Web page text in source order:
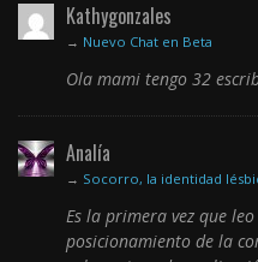
Kathygonzales
→ Nuevo Chat en Beta
Ola mami tengo 32
Analía
→ Socorro, la identidad
Es la primera vez que
posicionamiento de la